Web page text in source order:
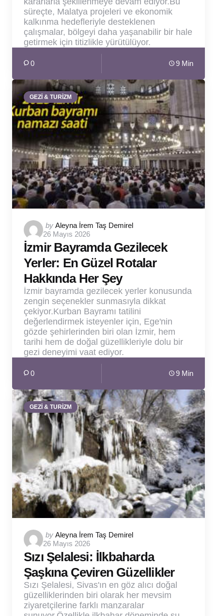
süreçte, Malatya projeleri ve ekonomik
kalkınma hedefleriyle desteklenen
çalışmalar, bölgeyi daha yaşanabilir bir hale
getirmek için titizlikle yürütülüyor.
0 9 Min
GEZİ & TURİZM
Posted
by
by Aleyna İrem Taş Demirel
26 Mayıs 2026
İzmir Bayramda Gezilecek
Yerler: En Güzel Rotalar
Hakkında Her Şey
İzmir bayramda gezilecek yerler konusunda
zengin seçenekler sunmasıyla dikkat
çekiyor.Kurban Bayramı tatilini
değerlendirmek isteyenler için, Ege'nin
gözde şehirlerinden biri olan İzmir, hem
tarihi hem de doğal güzellikleriyle dolu bir
gezi deneyimi vaat ediyor.
0 9 Min
GEZİ & TURİZM
Posted
by
by Aleyna İrem Taş Demirel
26 Mayıs 2026
Sızı Şelalesi: İlkbaharda
Şaşkına Çeviren Güzellikler
Sızı Şelalesi, Sivas'ın en göz alıcı doğal
güzelliklerinden biri olarak her mevsim
ziyaretçilerine farklı manzaralar